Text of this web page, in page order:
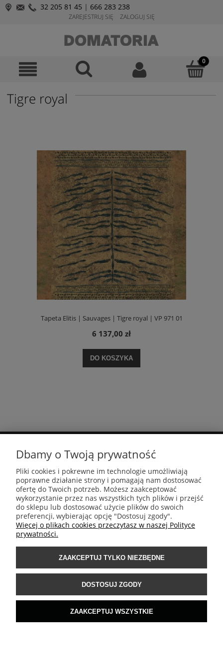
32 205 81 45 | 666 283 238
ZAREJESTRUJ SIĘ ZALOGUJ SIĘ
Tigre royal
Tapeta Elitis | Sauvages | Tigre royal | VP 971 01
6 137,00 zł
DO KOSZYKA
MOJE KONTO
PŁATNOŚCI I DOSTAWA
INFORMACJE
POMOC
https://www.flaticon.com
Dbamy o Twoją prywatność
Pliki cookies i pokrewne im technologie umożliwiają
poprawne działanie strony i pomagają nam dostosować
ofertę do Twoich potrzeb. Możesz zaakceptować
wykorzystanie przez nas wszystkich tych plików i przejść
do sklepu lub dostosować użycie plików do swoich
preferencji, wybierając opcję "Dostosuj zgody".
Więcej o plikach cookies przeczytasz w naszej Polityce
prywatności.
ZAAKCEPTUJ TYLKO NIEZBĘDNE
DOSTOSUJ ZGODY
ZAAKCEPTUJ WSZYSTKIE